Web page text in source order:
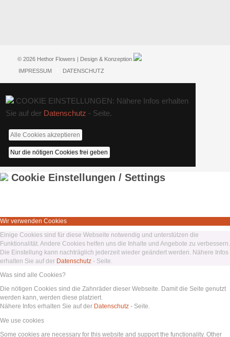
© 2026 Hethor Flowers | Design & Konzeption
IMPRESSUM
DATENSCHUTZ
COOKIE EINSTELLUNGEN: Nähere Infos erhalten
Sie auf der Datenschutz - Seite.
Alle Cookies akzeptieren
Nur die nötigen Cookies frei geben
Cookie Einstellungen / Settings
Wir verwenden Cookies
Einige Cookies sind für diese Webseite notwendig und unterstützen die
Funktionalität. Andere Cookies helfen uns die Inhalte und Angebote zu verbessern.
Die Einstellung kann nachträglich jederzeit wieder geändert werden. Nähere Infos
erhalten Sie auf der Datenschutz - Seite.
Was sind alle Cookies?
Die nötigen Cookies sind die Zahnräder dieser Webseite. Damit die Seite genutzt
werden kann, werden diese platziert.
Nähere Infos erhalten Sie auf der Datenschutz - Seite.
We use cookies
Some cookies are necessary for this website and support the functionality. Other